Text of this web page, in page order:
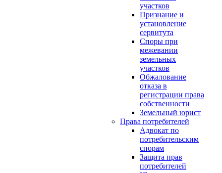
участков
Признание и
установление
сервитута
Споры при
межевании
земельных
участков
Обжалование
отказа в
регистрации права
собственности
Земельный юрист
Права потребителей
Адвокат по
потребительским
спорам
Защита прав
потребителей